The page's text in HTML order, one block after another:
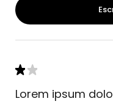
Lorem ipsum